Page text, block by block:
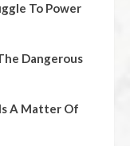
To Power
Dangerous
A Matter Of